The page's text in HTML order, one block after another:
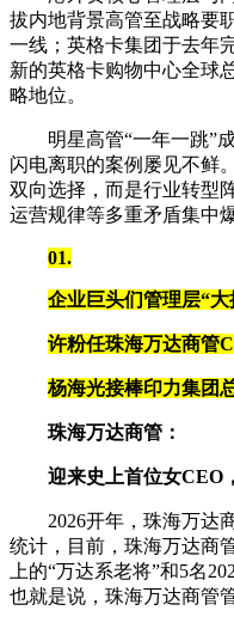
拔内地背景高管至战略要
一线；英格卡集团于去年
新的英格卡购物中心全球
略地位。
明星高管“一年一跳”
闪电离职的案例屡见不鲜
双向选择，而是行业转型
运营规律等多重矛盾集中
01.
企业巨头们管理层“大
许粉任珠海万达商管
杨海光接棒印力集团
珠海万达商管：
迎来史上首位女CEO
2026开年，珠海万达
统计，目前，珠海万达商
上的“万达系老将”和5名
也就是说，珠海万达商管